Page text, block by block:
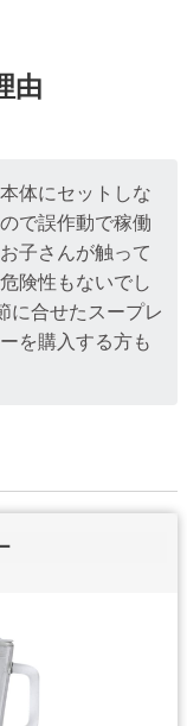
由
体にセットしな
で誤作動で稼働
子さんが触って
険性もないでし
に合せたスープレ
を購入する方も